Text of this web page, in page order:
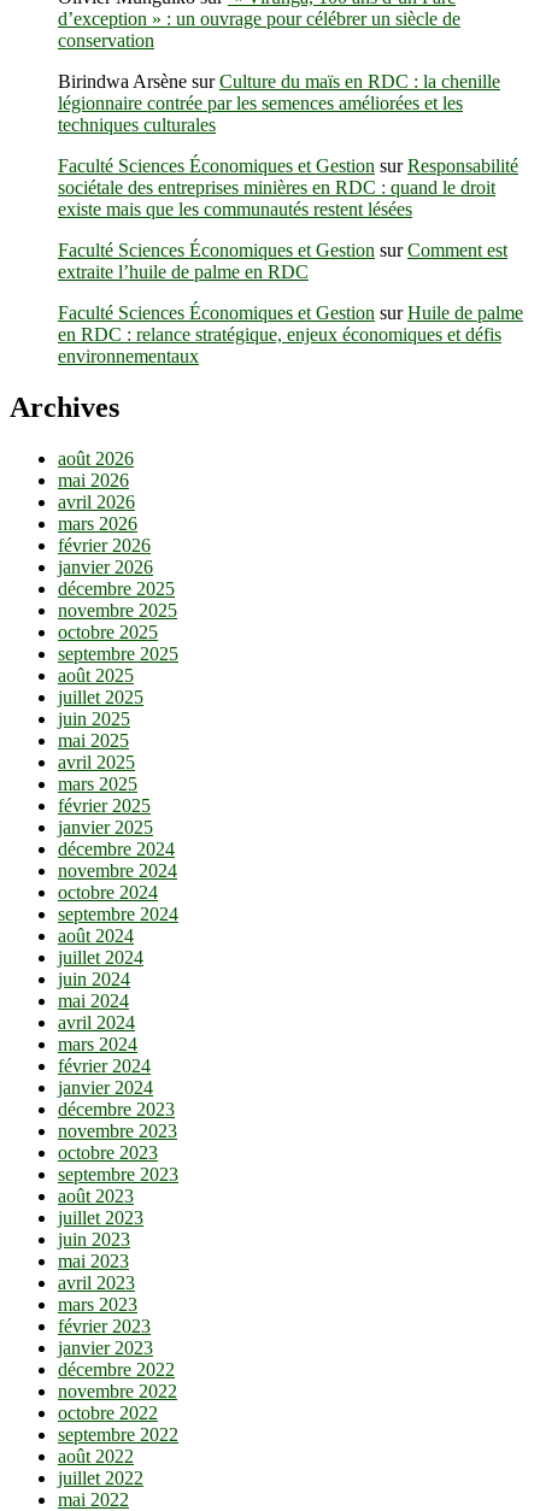
d’exception » : un ouvrage pour célébrer un siècle de
conservation
Birindwa Arsène surCulture du maïs en RDC : la chenille
légionnaire contrée par les semences améliorées et les
techniques culturales
Faculté Sciences Économiques et Gestion surResponsabilité
sociétale des entreprises minières en RDC : quand le droit
existe mais que les communautés restent lésées
Faculté Sciences Économiques et Gestion surComment est
extraite l’huile de palme en RDC
Faculté Sciences Économiques et Gestion surHuile de palme
en RDC : relance stratégique, enjeux économiques et défis
environnementaux
Archives
août 2026
mai 2026
avril 2026
mars 2026
février 2026
janvier 2026
décembre 2025
novembre 2025
octobre 2025
septembre 2025
août 2025
juillet 2025
juin 2025
mai 2025
avril 2025
mars 2025
février 2025
janvier 2025
décembre 2024
novembre 2024
octobre 2024
septembre 2024
août 2024
juillet 2024
juin 2024
mai 2024
avril 2024
mars 2024
février 2024
janvier 2024
décembre 2023
novembre 2023
octobre 2023
septembre 2023
août 2023
juillet 2023
juin 2023
mai 2023
avril 2023
mars 2023
février 2023
janvier 2023
décembre 2022
novembre 2022
octobre 2022
septembre 2022
août 2022
juillet 2022
mai 2022